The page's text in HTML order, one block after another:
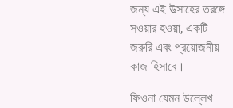
জন্য এই উত্সাহের তরঙ্গে
সওয়ার হওয়া, একটি
জরুরি এবং প্রয়োজনীয়
কাজ হিসাবে।
ফিওনা যেমন উল্লেখ